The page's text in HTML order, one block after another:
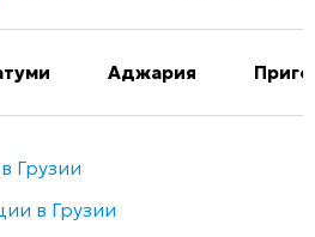
Аджария
Грузии
в Грузии